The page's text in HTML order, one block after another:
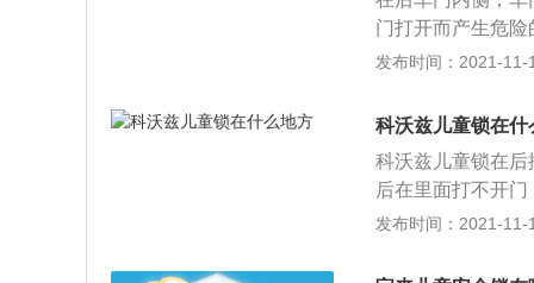
方形空洞的方式
拨杆式就更为方
辆的儿童锁设定
面的大人在车内
排乘客伸手从外
门打开而产生危
面打开。儿童锁
匙插入钥匙孔中
上看，会更加安
由于好奇心，或
有儿童的时候，
样儿童即使在车
发布时间：2021-11-
科沃兹儿童锁在什
科沃兹儿童锁在
后在里面打不开
配置，对于有孩
将车门打开，会
发布时间：2021-11-